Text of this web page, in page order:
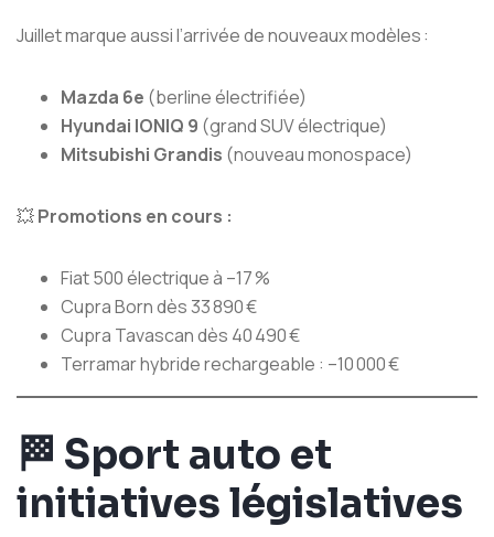
Juillet marque aussi l’arrivée de nouveaux modèles :
Mazda 6e (berline électrifiée)
Hyundai IONIQ 9 (grand SUV électrique)
Mitsubishi Grandis (nouveau monospace)
💥Promotions en cours :
Fiat 500 électrique à –17 %
Cupra Born dès 33 890 €
Cupra Tavascan dès 40 490 €
Terramar hybride rechargeable : –10 000 €
🏁 Sport auto et
initiatives législatives